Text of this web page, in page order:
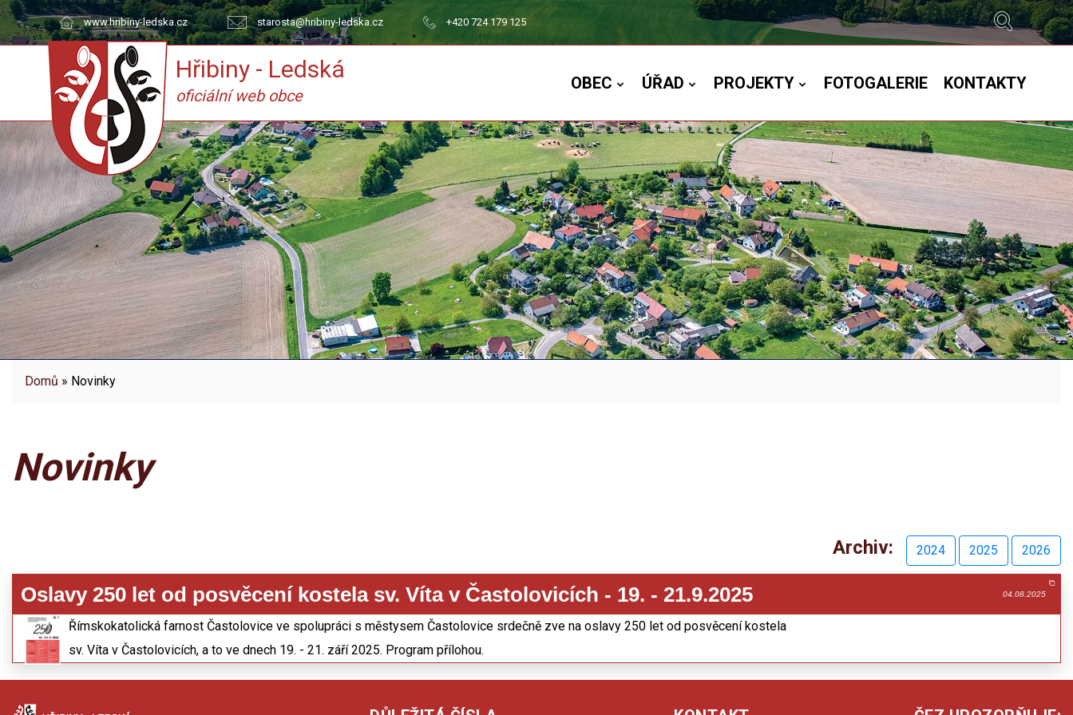
www.hribiny-ledska.cz starosta@hribiny-ledska.cz +420 724 179 125
Hřibiny - Ledská
oficiální web obce
OBEC ÚŘAD PROJEKTY FOTOGALERIE KONTAKTY
Domů » Novinky
Novinky
Archiv: 2024 2025 2026
Oslavy 250 let od posvěcení kostela sv. Víta v Častolovicích - 19. - 21.9.2025 04.08.2025
Římskokatolická farnost Častolovice ve spolupráci s městysem Častolovice srdečně zve na oslavy 250 let od posvěcení kostela
sv. Víta v Častolovicích, a to ve dnech 19. - 21. září 2025. Program přílohou.